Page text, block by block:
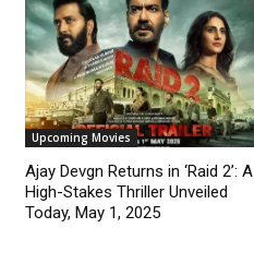
Upcoming Movies
Ajay Devgn Returns in ‘Raid 2’: A
High-Stakes Thriller Unveiled
Today, May 1, 2025